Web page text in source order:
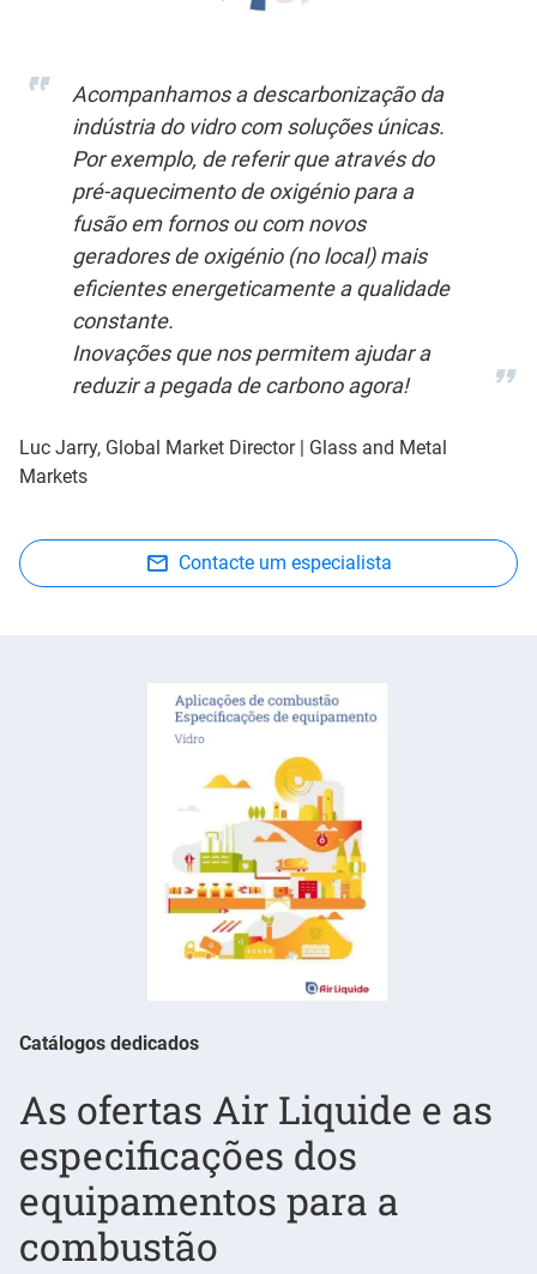
Acompanhamos a descarbonização da
indústria do vidro com soluções únicas.
Por exemplo, de referir que através do
pré-aquecimento de oxigénio para a
fusão em fornos ou com novos
geradores de oxigénio (no local) mais
eficientes energeticamente a qualidade
constante.
Inovações que nos permitem ajudar a
reduzir a pegada de carbono agora!
Luc Jarry, Global Market Director | Glass and Metal
Markets
Contacte um especialista
Catálogos dedicados
As ofertas Air Liquide e as
especificações dos
equipamentos para a
combustão